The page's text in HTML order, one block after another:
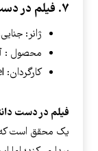
۷. فیلم در دست دانته (۲۰۲۵)
ژانر:
محصول :
کارگردان: Julian Schnabel
فیلم در دست
یک محقق است که